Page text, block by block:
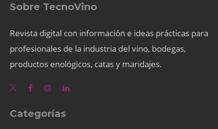
Sobre TecnoVino
Revista digital con información e ideas prácticas para
profesionales de la industria del vino, bodegas,
productos enológicos, catas y maridajes.
Categorías